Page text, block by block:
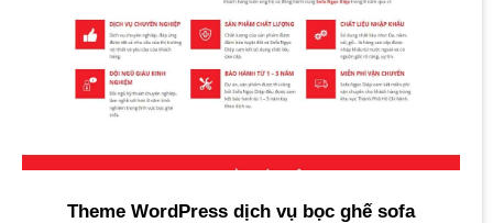
Theme WordPress dịch vụ bọc ghế sofa